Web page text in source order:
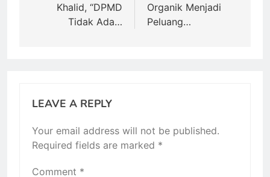
Khalid, “DPMD
Tidak Ada…
Organik Menjadi
Peluang…
LEAVE A REPLY
Your email address will not be published.
Required fields are marked *
Comment *